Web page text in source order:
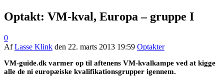
Optakt: VM-kval, Europa – gruppe I
0
AfLasse Klink den 22. marts 2013 19:59 Optakter
VM-guide.dk varmer op til aftenens VM-kvalkampe ved at kigge
alle de ni europæiske kvalifikationsgrupper igennem.